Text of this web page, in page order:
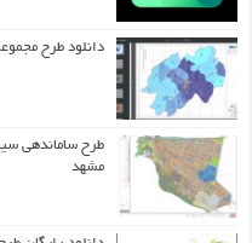
دانلود طرح
طرح ساماندهی
مشهد